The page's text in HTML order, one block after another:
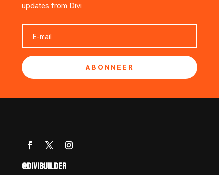
updates from Divi
ABONNEER
@DIVIBUILDER